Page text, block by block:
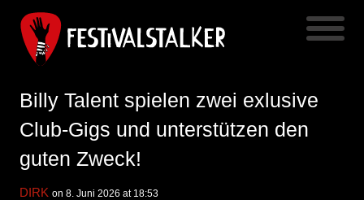
Billy Talent spielen zwei exlusive
Club-Gigs und unterstützen den
guten Zweck!
DIRK on 8. Juni 2026 at 18:53